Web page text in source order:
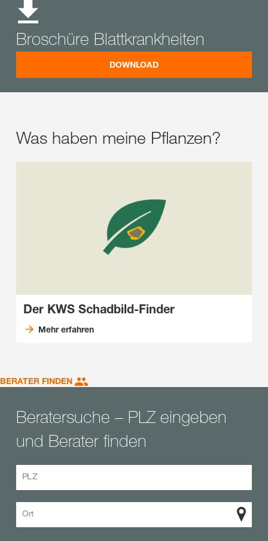
Broschüre Blattkrankheiten
DOWNLOAD
Was haben meine Pflanzen?
Der KWS Schadbild-Finder
Mehr erfahren
BERATER FINDEN
Beratersuche – PLZ eingeben
und Berater finden
PLZ
Ort